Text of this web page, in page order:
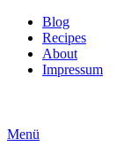
Blog
Recipes
About
Impressum
Menü